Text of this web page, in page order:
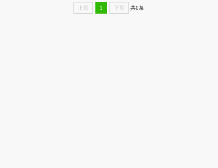
上页 1 下页 共0条